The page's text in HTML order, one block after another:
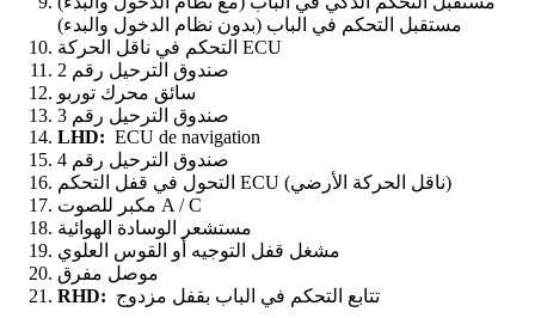
مستقبل التحكم في الباب (بدون نظام الدخول والبدء)
التحكم في ناقل الحركة ECU
صندوق الترحيل رقم 2
سائق محرك توربو
صندوق الترحيل رقم 3
LHD: ECU de navigation
صندوق الترحيل رقم 4
التحول في قفل التحكم ECU (ناقل الحركة الأرضي)
مكبر للصوت A / C
مستشعر الوسادة الهوائية
مشغل قفل التوجيه أو القوس العلوي
موصل مفرق
RHD: تتابع التحكم في الباب بقفل مزدوج